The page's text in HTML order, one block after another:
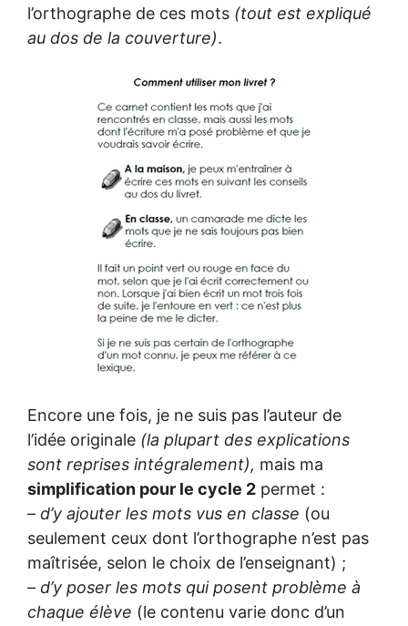
l’orthographe de ces mots (tout est expliqué
au dos de la couverture).
Encore une fois, je ne suis pas l’auteur de
l’idée originale (la plupart des explications
sont reprises intégralement), mais ma
simplification pour le cycle 2 permet :
– d’y ajouter les mots vus en classe (ou
seulement ceux dont l’orthographe n’est pas
maîtrisée, selon le choix de l’enseignant) ;
– d’y poser les mots qui posent problème à
chaque élève (le contenu varie donc d’un